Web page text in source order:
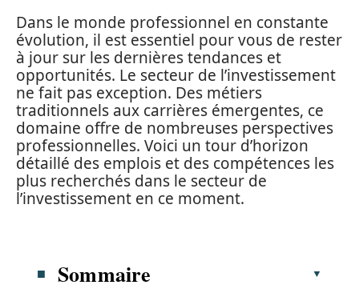
Dans le monde professionnel en constante
évolution, il est essentiel pour vous de rester
à jour sur les dernières tendances et
opportunités. Le secteur de l’investissement
ne fait pas exception. Des métiers
traditionnels aux carrières émergentes, ce
domaine offre de nombreuses perspectives
professionnelles. Voici un tour d’horizon
détaillé des emplois et des compétences les
plus recherchés dans le secteur de
l’investissement en ce moment.
Sommaire